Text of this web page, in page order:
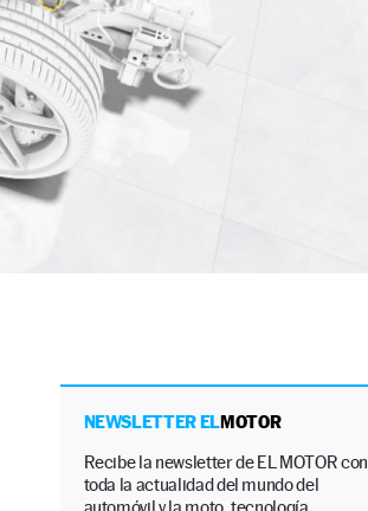
NEWSLETTER ELMOTOR
Recibe la newsletter de EL MOTOR con
toda la actualidad del mundo del
automóvil y la moto, tecnología,